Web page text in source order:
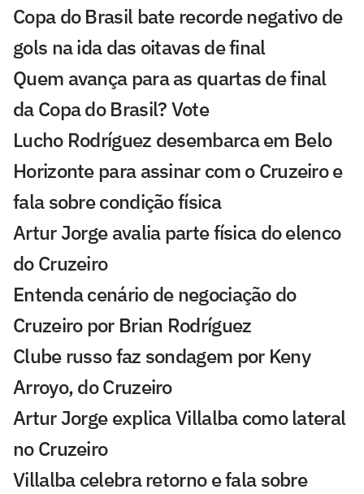
Copa do Brasil bate recorde negativo de
gols na ida das oitavas de final
Quem avança para as quartas de final
da Copa do Brasil? Vote
Lucho Rodríguez desembarca em Belo
Horizonte para assinar com o Cruzeiro e
fala sobre condição física
Artur Jorge avalia parte física do elenco
do Cruzeiro
Entenda cenário de negociação do
Cruzeiro por Brian Rodríguez
Clube russo faz sondagem por Keny
Arroyo, do Cruzeiro
Artur Jorge explica Villalba como lateral
no Cruzeiro
Villalba celebra retorno e fala sobre